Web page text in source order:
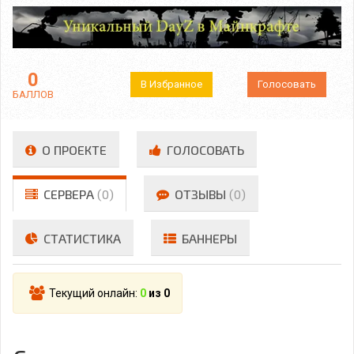
0
БАЛЛОВ
В Избранное Голосовать
О ПРОЕКТЕ ГОЛОСОВАТЬ
СЕРВЕРА (0) ОТЗЫВЫ (0)
СТАТИСТИКА БАННЕРЫ
Текущий онлайн: 0 из 0